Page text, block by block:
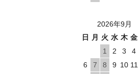
2026年9月
日
月 火 水 木 金
1
2 3 4
6
7 8 9 10 11